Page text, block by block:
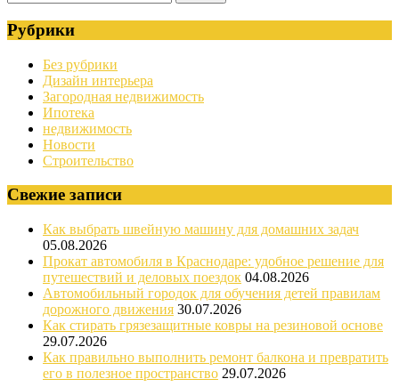
Рубрики
Без рубрики
Дизайн интерьера
Загородная недвижимость
Ипотека
недвижимость
Новости
Строительство
Свежие записи
Как выбрать швейную машину для домашних задач
05.08.2026
Прокат автомобиля в Краснодаре: удобное решение для
путешествий и деловых поездок 04.08.2026
Автомобильный городок для обучения детей правилам
дорожного движения 30.07.2026
Как стирать грязезащитные ковры на резиновой основе
29.07.2026
Как правильно выполнить ремонт балкона и превратить
его в полезное пространство 29.07.2026